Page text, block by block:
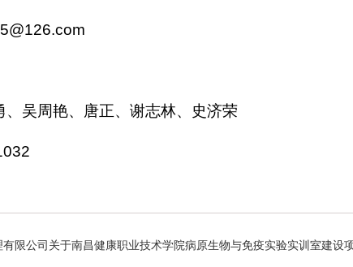
、吴周艳、唐正、谢志林、史济荣
有限公司关于南昌健康职业技术学院病原生物与免疫实验实训室建